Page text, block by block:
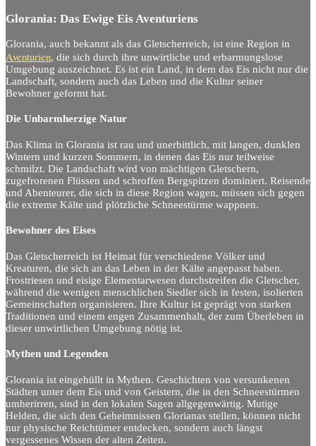
Glorania: Das Ewige Eis Aventuriens
Glorania, auch bekannt als das Gletscherreich, ist eine Region in
Aventurien, die sich durch ihre unwirtliche und erbarmungslose
Umgebung auszeichnet. Es ist ein Land, in dem das Eis nicht nur die
Landschaft, sondern auch das Leben und die Kultur seiner
Bewohner geformt hat.
Die Unbarmherzige Natur
Das Klima in Glorania ist rau und unerbittlich, mit langen, dunklen
Wintern und kurzen Sommern, in denen das Eis nur teilweise
schmilzt. Die Landschaft wird von mächtigen Gletschern,
zugefrorenen Flüssen und schroffen Bergspitzen dominiert. Reisende
und Abenteurer, die sich in diese Region wagen, müssen sich gegen
die extreme Kälte und plötzliche Schneestürme wappnen.
Bewohner des Eises
Das Gletscherreich ist Heimat für verschiedene Völker und
Kreaturen, die sich an das Leben in der Kälte angepasst haben.
Frostriesen und eisige Elementarwesen durchstreifen die Gletscher,
während die wenigen menschlichen Siedler sich in festen, isolierten
Gemeinschaften organisieren. Ihre Kultur ist geprägt von starken
Traditionen und einem engen Zusammenhalt, der zum Überleben in
dieser unwirtlichen Umgebung nötig ist.
Mythen und Legenden
Glorania ist eingehüllt in Mythen. Geschichten von versunkenen
Städten unter dem Eis und von Geistern, die in den Schneestürmen
umherirren, sind in den lokalen Sagen allgegenwärtig. Mutige
Helden, die sich den Geheimnissen Glorianas stellen, können nicht
nur physische Reichtümer entdecken, sondern auch längst
vergessenes Wissen der alten Zeiten.